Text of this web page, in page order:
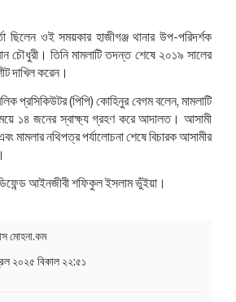
ছিলেন ওই সময়কার হাজীগঞ্জ থানার উপ-পরিদর্শক
চৌধুরী। তিনি মামলাটি তদন্ত শেষে ২০১৯ সালের
দাখিল করেন।
প্রসিকিউটর (পিপি) কোহিনুর বেগম বলেন, মামলাটি
১৪ জনের স্বাক্ষ্য গ্রহণ করে আদালত। আসামী
মামলার নথিপত্র পর্যালোচনা শেষে বিচারক আসামীর
আইনজীবী শফিকুল ইসলাম ভুঁইয়া।
মোহনা.কম
২০২৫ বিকাল ২২:৫১